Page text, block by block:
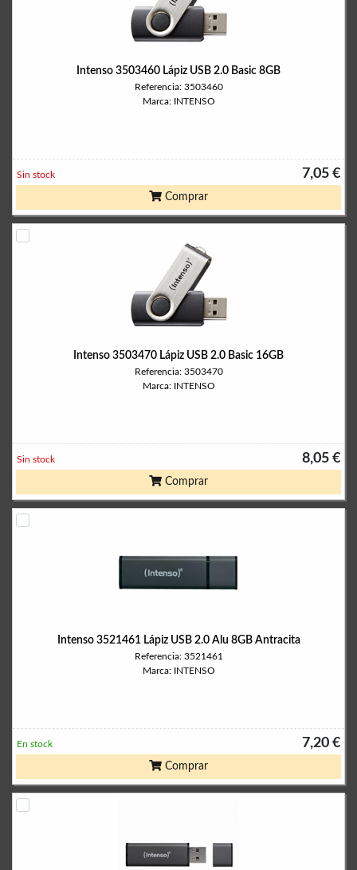
Intenso 3503460 Lápiz USB 2.0 Basic 8GB
Referencia: 3503460
Marca: INTENSO
7,05 €
Sin stock
Comprar
Intenso 3503470 Lápiz USB 2.0 Basic 16GB
Referencia: 3503470
Marca: INTENSO
8,05 €
Sin stock
Comprar
Intenso 3521461 Lápiz USB 2.0 Alu 8GB Antracita
Referencia: 3521461
Marca: INTENSO
7,20 €
En stock
Comprar